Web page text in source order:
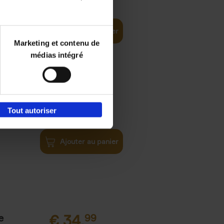
Marketing et contenu de
médias intégré
Tout autoriser
Ajouter au panier
(EN) €
Ajouter au panier
99